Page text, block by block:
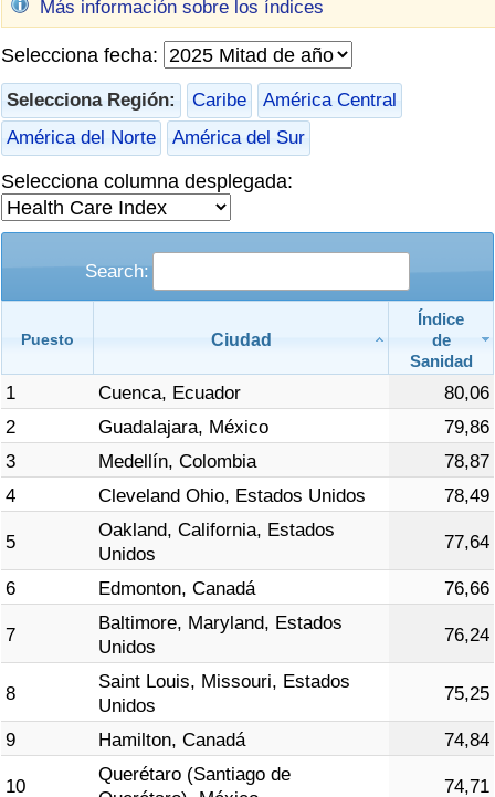
Más información sobre los índices
Selecciona fecha:
Selecciona Región: Caribe
América Central
América del Norte
América del Sur
Selecciona columna desplegada:
Search:
Puesto Ciudad
Índice
de
Sanidad
1 Cuenca, Ecuador
80,06
2
Guadalajara, México
79,86
3
Medellín, Colombia
78,87
4
Cleveland Ohio, Estados Unidos 78,49
5
Oakland, California, Estados
Unidos
77,64
6 Edmonton, Canadá 76,66
7
Baltimore, Maryland, Estados
Unidos
76,24
8
Saint Louis, Missouri, Estados
Unidos
75,25
9 Hamilton, Canadá 74,84
10
Querétaro (Santiago de
74,71
Índice de criminalidad por país
Sanidad
Índice de Sanidad (Actual)
Índice de Sanidad
Índice de Sanidad por País
Índice de Contaminación (Actual)
Índice de contaminación
Índice de Contaminación por País
Tráfico
Índice de Tráfico
Índice de Tráfico (Actual)
Índice de Tráfico por País